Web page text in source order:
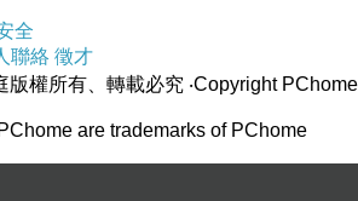
需要一個只會造謠、裝窮的政
苦幹實幹的人來好好整頓中華
廠爆炸起火劣跡斑斑 專包政府
億 | 社會萬象 | 社會 | 聯合新
全
聯絡 徵才
版權所有、轉載必究 ‧Copyright PChome
are trademarks of PChome